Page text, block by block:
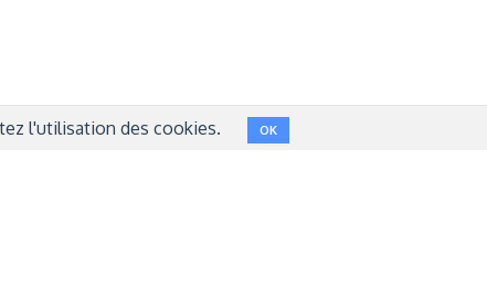
l'utilisation des cookies. OK